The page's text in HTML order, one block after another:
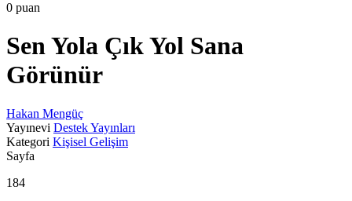
0 puan
Sen Yola Çık Yol Sana
Görünür
Hakan Mengüç
Yayınevi Destek Yayınları
Kategori Kişisel Gelişim
Sayfa
184